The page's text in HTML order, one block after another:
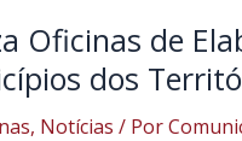
Oficinas de
dos
, Notícias / Por